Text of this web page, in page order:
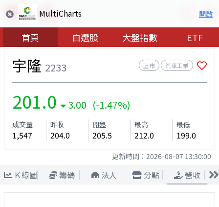
MultiCharts 開啟
首頁 自選股 大盤指數 ETF
宇隆 2233 上市 汽車工業
201.0 3.00 (-1.47%)
成交量
1,547
昨收
204.0
開盤
205.5
最高
212.0
最低
199.0
更新時間： 2026-08-07 13:30:00
Ｋ線圖 籌碼 法人 分點 營收